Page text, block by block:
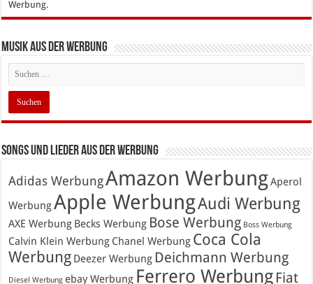
Werbung.
Musik aus der Werbung
Songs und Lieder aus der Werbung
Adidas WerbungAmazon WerbungAperol
WerbungApple WerbungAudi Werbung
AXE Werbung Becks Werbung Bose Werbung Boss Werbung
Calvin Klein Werbung Chanel Werbung Coca Cola
Werbung Deezer Werbung Deichmann Werbung
Diesel Werbung ebay Werbung Ferrero Werbung Fiat